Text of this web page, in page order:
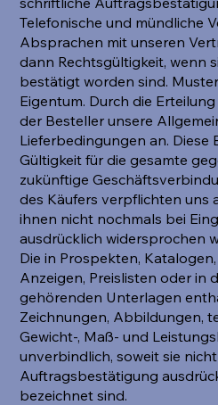
Telefonische und mündliche
Absprachen mit unseren
dann Rechtsgültigkeit, wenn
bestätigt worden sind.
Eigentum. Durch die
der Besteller unsere
Lieferbedingungen an. Diese
Gültigkeit für die gesamte
zukünftige
des Käufers verpflichten uns
ihnen nicht nochmals bei
ausdrücklich widersprochen
Die in Prospekten,
Anzeigen, Preislisten oder in
gehörenden Unterlagen
Zeichnungen, Abbildungen,
Gewicht-, Maß- und
unverbindlich, soweit sie
Auftragsbestätigung
bezeichnet sind.